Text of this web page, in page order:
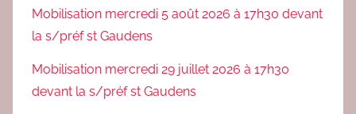
Mobilisation mercredi 5 août 2026 à 17h30 devant
la s/préf st Gaudens
Mobilisation mercredi 29 juillet 2026 à 17h30
devant la s/préf st Gaudens